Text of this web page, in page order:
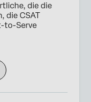
die die
die CSAT
to-Serve